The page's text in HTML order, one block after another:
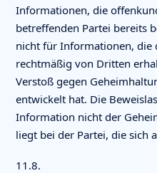
Informationen, die
betreffenden Partei bereits
nicht für Informationen, die
rechtmäßig von Dritten
Verstoß gegen
entwickelt hat. Die
Information nicht der
liegt bei der Partei, die sich
11.8.